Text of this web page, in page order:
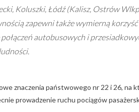
Koluszki, Łódź (Kalisz, Ostrów
zapewni także wymierną
połączeń autobusowych i
znaczenia państwowego nr 22 i 26,
prowadzenie ruchu pociągów